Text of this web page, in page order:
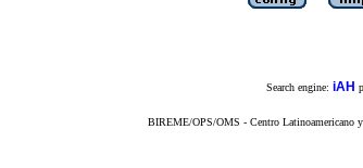
Search engine: iAH
BIREME/OPS/OMS - Centro Latinoamericano